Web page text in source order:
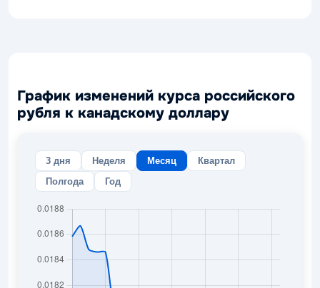
График изменений курса российского
рубля к канадскому доллару
3 дня Неделя Месяц
Квартал
Полгода
Год